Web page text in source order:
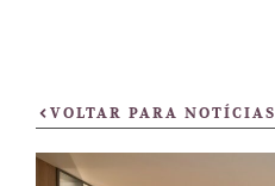
VOLTAR PARA NOTÍCIAS